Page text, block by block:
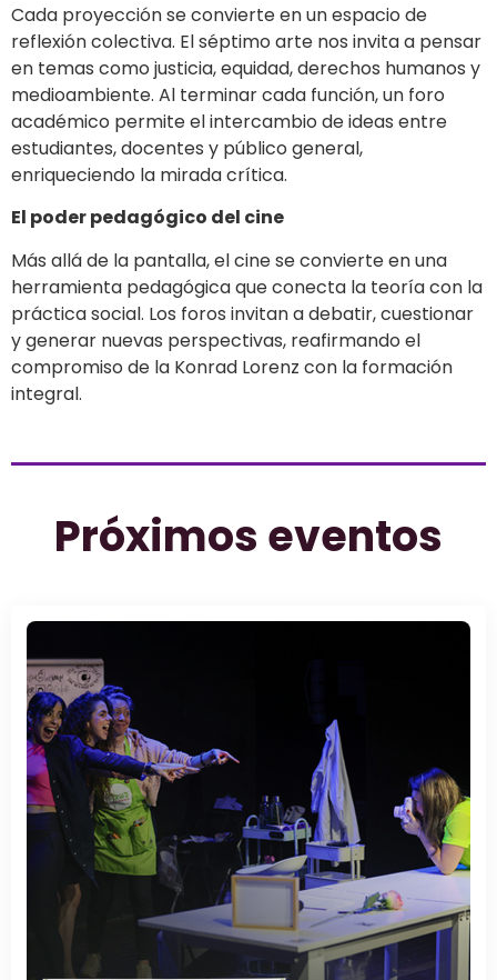
Cada proyección se convierte en un espacio de
reflexión colectiva. El séptimo arte nos invita a pensar
en temas como justicia, equidad, derechos humanos y
medioambiente. Al terminar cada función, un foro
académico permite el intercambio de ideas entre
estudiantes, docentes y público general,
enriqueciendo la mirada crítica.
El poder pedagógico del cine
Más allá de la pantalla, el cine se convierte en una
herramienta pedagógica que conecta la teoría con la
práctica social. Los foros invitan a debatir, cuestionar
y generar nuevas perspectivas, reafirmando el
compromiso de la Konrad Lorenz con la formación
integral.
Próximos eventos